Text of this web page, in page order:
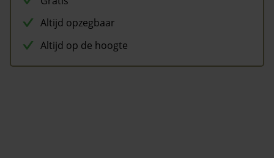
Altijd opzegbaar
Altijd op de hoogte